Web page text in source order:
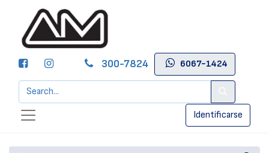
300-7824 6067-1424
Identificarse